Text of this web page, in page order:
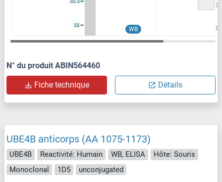
WB
N° du produit ABIN564460
Fiche technique Détails
UBE4B anticorps (AA 1075-1173)
UBE4B Reactivité: Humain WB, ELISA
Hôte: Souris
Monoclonal
1D5 unconjugated